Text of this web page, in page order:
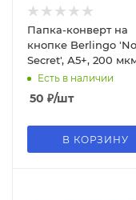
Папка-конверт на
кнопке Berlingo 'No
Secret', А5+, 200
синяя, EFb_05002
Есть в наличии
50 ₽/шт
В КОРЗИНУ